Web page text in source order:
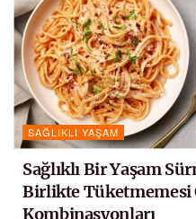
SAĞLIKLI YAŞAM
Sağlıklı Bir Yaşam
Birlikte Tüketmemesi
Kombinasyonları